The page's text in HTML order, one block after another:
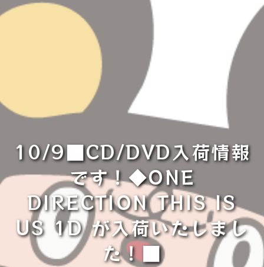
10/9■CD/DVD入荷情報
です！◆ONE
DIRECTION THIS IS
US 1D が入荷いたしまし
た！■